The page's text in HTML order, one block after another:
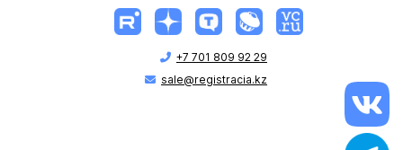
+7 701 809 92 29
sale@registracia.kz